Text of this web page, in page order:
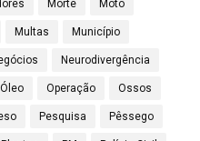
Morte Moto
Multas Município
Neurodivergência
Óleo Operação Ossos
Pesquisa Pêssego